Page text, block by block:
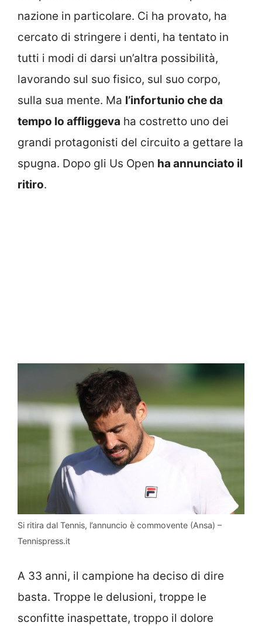
nazione in particolare. Ci ha provato, ha
cercato di stringere i denti, ha tentato in
tutti i modi di darsi un’altra possibilità,
lavorando sul suo fisico, sul suo corpo,
sulla sua mente. Ma l’infortunio che da
tempo lo affliggeva ha costretto uno dei
grandi protagonisti del circuito a gettare la
spugna. Dopo gli Us Open ha annunciato il
ritiro.
Si ritira dal Tennis, l’annuncio è commovente (Ansa) –
Tennispress.it
A 33 anni, il campione ha deciso di dire
basta. Troppe le delusioni, troppe le
sconfitte inaspettate, troppo il dolore